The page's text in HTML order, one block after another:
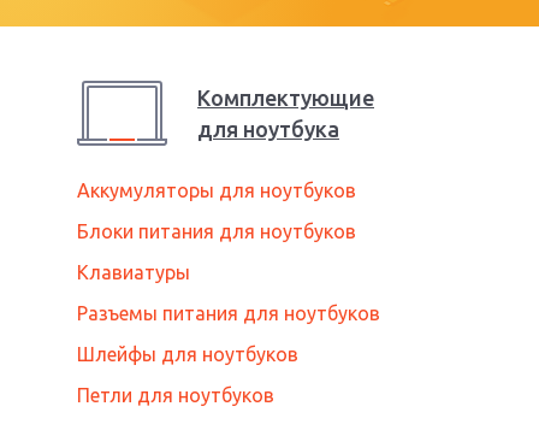
Комплектующие
для ноутбука
Аккумуляторы для ноутбуков
Блоки питания для ноутбуков
Клавиатуры
Разъемы питания для ноутбуков
Шлейфы для ноутбуков
Петли для ноутбуков